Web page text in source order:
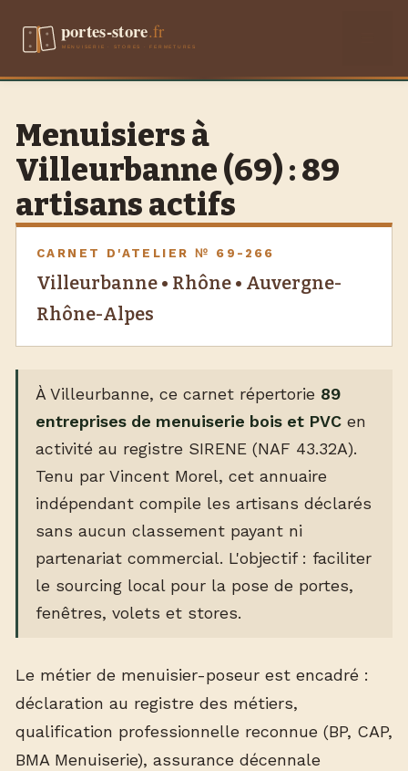
Menuisiers à
Villeurbanne (69) : 89
artisans actifs
CARNET D'ATELIER № 69-266
Villeurbanne • Rhône • Auvergne-
Rhône-Alpes
À Villeurbanne, ce carnet répertorie 89
entreprises de menuiserie bois et PVCen
activité au registre SIRENE (NAF 43.32A).
Tenu par Vincent Morel, cet annuaire
indépendant compile les artisans déclarés
sans aucun classement payant ni
partenariat commercial. L'objectif : faciliter
le sourcing local pour la pose de portes,
fenêtres, volets et stores.
Le métier de menuisier-poseur est encadré :
déclaration au registre des métiers,
qualification professionnelle reconnue (BP, CAP,
BMA Menuiserie), assurance décennale